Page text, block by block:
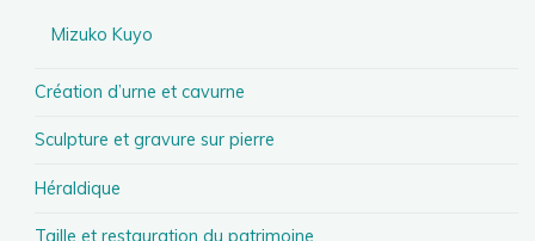
Mizuko Kuyo
Création d’urne et cavurne
Sculpture et gravure sur pierre
Héraldique
Taille et restauration du patrimoine